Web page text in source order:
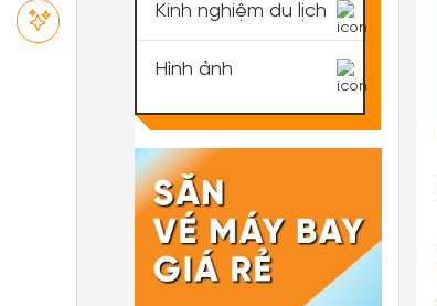
Kinh nghiệm du lịch
Hình ảnh